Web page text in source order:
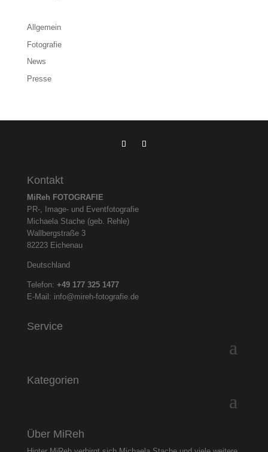
Allgemein
Fotografie
News
Presse
Kontakt
MiReh FOTOGRAFIE
PR-, Image- und Eventfotografie
Michaela Stache (geb. Rehle)
Wallbergstraße 3
82223 Eichenau
Deutschland
Telefon: +49 177 325 1477
E-Mail: info@mireh-fotografie.de
Service
Kategorien
Über MiReh